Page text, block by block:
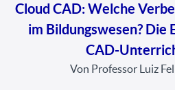
Cloud CAD: Welche
im Bildungswesen? Die
CAD-
Von Professor Luiz